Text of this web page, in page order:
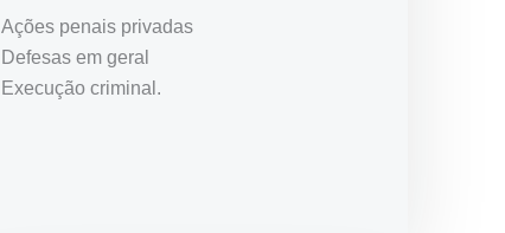
Ações penais privadas
Defesas em geral
Execução criminal.